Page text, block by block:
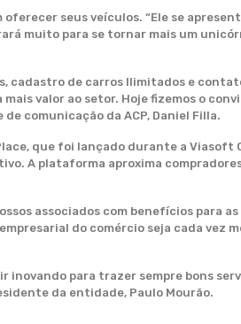
oferecer seus veículos. “Ele se
muito para se tornar mais um
cadastro de carros Ilimitados e
valor ao setor. Hoje fizemos o
comunicação da ACP, Daniel Filla.
que foi lançado durante a
A plataforma aproxima
associados com benefícios para
do comércio seja cada vez
inovando para trazer sempre bons
da entidade, Paulo Mourão.